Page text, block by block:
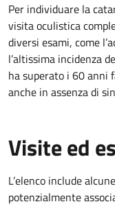
Per individuare la
visita oculistica
diversi esami, come
l’altissima incidenza
ha superato i 60 anni
anche in assenza di
Visite ed
L’elenco include
potenzialmente